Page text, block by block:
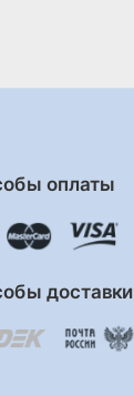
оплаты
доставки